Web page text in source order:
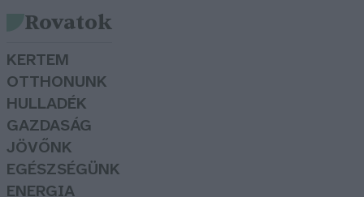
Rovatok
KERTEM
OTTHONUNK
HULLADÉK
GAZDASÁG
JÖVŐNK
EGÉSZSÉGÜNK
ENERGIA